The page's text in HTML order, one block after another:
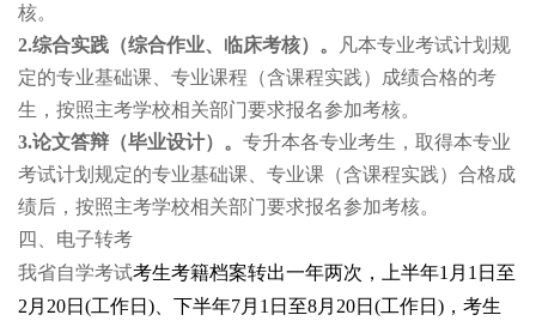
核。
2.综合实践（综合作业、临床考核）。
凡本专业考试计划规
定的专业基础课、专业课程（含课程实践）成绩合格的考
生，按照主考学校相关部门要求报名参加考核。
3.论文答辩（毕业设计）。 专升本各专业考生，取得本专业
考试计划规定的专业基础课、专业课（含课程实践）合格成
绩后，按照主考学校相关部门要求报名参加考核。
四、电子转考
我省自学考试考生考籍档案转出一年两次，上半年1月1日 至
2月20日(工作日)、下半年7月1日至8月20日(工作日)，考生